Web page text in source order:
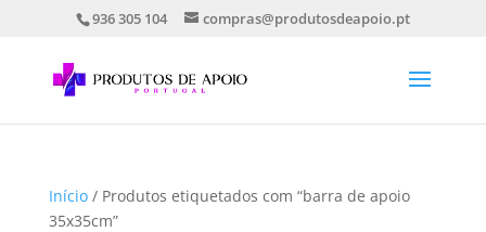
936 305 104 compras@produtosdeapoio.pt
Início/ Produtos etiquetados com “barra de apoio
35x35cm”